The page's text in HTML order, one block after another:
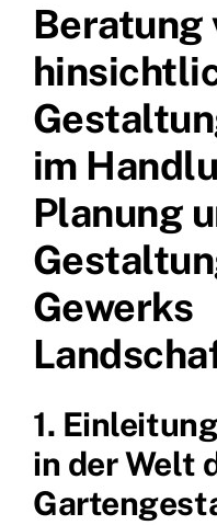
Beratung
im
Planung
Gewerks
1.
in der Welt